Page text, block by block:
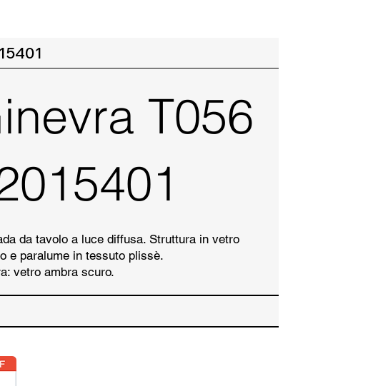
T056
da tavolo a luce diffusa. Struttura in vetro
e paralume in tessuto plissè.
vetro ambra scuro.